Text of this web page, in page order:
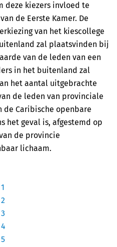
deze kiezers invloed te
de Eerste Kamer. De
van het kiescollege
zal plaatsvinden bij
van de leden van een
in het buitenland zal
het aantal uitgebrachte
de leden van provinciale
de Caribische openbare
het geval is, afgestemd op
de provincie
lichaam.